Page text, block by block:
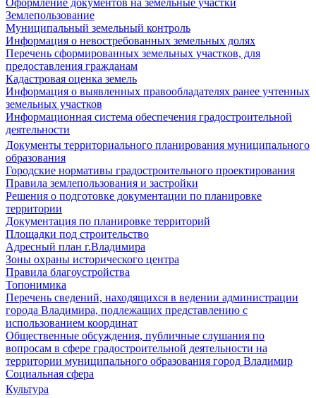
Оформление документов на земельные участки
Землепользование
Муниципальный земельный контроль
Информация о невостребованных земельных долях
Перечень сформированных земельных участков, для
предоставления гражданам
Кадастровая оценка земель
Информация о выявленных правообладателях ранее учтенных
земельных участков
Информационная система обеспечения градостроительной
деятельности
Документы территориального планирования муниципального
образования
Городские нормативы градостроительного проектирования
Правила землепользования и застройки
Решения о подготовке документации по планировке
территории
Документация по планировке территорий
Площадки под строительство
Адресный план г.Владимира
Зоны охраны исторического центра
Правила благоустройства
Топонимика
Перечень сведений, находящихся в ведении администрации
города Владимира, подлежащих представлению с
использованием координат
Общественные обсуждения, публичные слушания по
вопросам в сфере градостроительной деятельности на
территории муниципального образования город Владимир
Социальная сфера
Культура